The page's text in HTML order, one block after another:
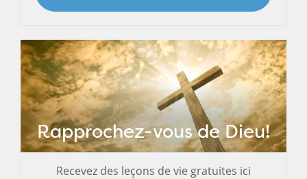
Rapprochez-vous de Dieu!
Recevez des leçons de vie gratuites ici